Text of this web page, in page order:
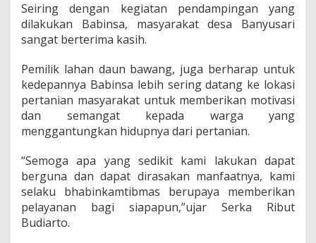
1
0
/
o
r
e
U
t
a
D
a
m
p
i
Seiring dengan kegiatan pendampingan yang
dilakukan Babinsa, masyarakat desa Banyusari
sangat berterima kasih.
Pemilik lahan daun bawang, juga berharap untuk
kedepannya Babinsa lebih sering datang ke lokasi
pertanian masyarakat untuk memberikan motivasi
dan semangat kepada warga yang
menggantungkan hidupnya dari pertanian.
“Semoga apa yang sedikit kami lakukan dapat
berguna dan dapat dirasakan manfaatnya, kami
selaku bhabinkamtibmas berupaya memberikan
pelayanan bagi siapapun,”ujar Serka Ribut
Budiarto.